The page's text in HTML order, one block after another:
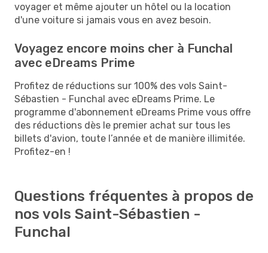
voyager et même ajouter un hôtel ou la location
d'une voiture si jamais vous en avez besoin.
Voyagez encore moins cher à Funchal
avec eDreams Prime
Profitez de réductions sur 100% des vols Saint-
Sébastien - Funchal avec eDreams Prime. Le
programme d'abonnement eDreams Prime vous offre
des réductions dès le premier achat sur tous les
billets d'avion, toute l’année et de manière illimitée.
Profitez-en !
Questions fréquentes à propos de
nos vols Saint-Sébastien -
Funchal